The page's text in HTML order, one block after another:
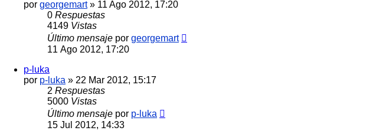
por georgemart» 11 Ago 2012, 17:20
0 Respuestas
4149 Vistas
Último mensaje por georgemart
11 Ago 2012, 17:20
p-luka
por p-luka » 22 Mar 2012, 15:17
2 Respuestas
5000 Vistas
Último mensaje por p-luka
15 Jul 2012, 14:33